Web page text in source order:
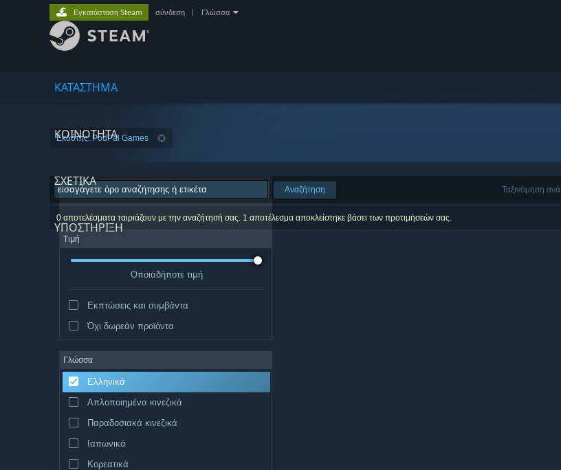
ΚΑΤΑΣΤΗΜΑ
ΚΟΙΝΟΤΗΤΑ
ΣΧΕΤΙΚΆ
ΥΠΟΣΤΗΡΙΞΗ
Εγκατάσταση Steam σύνδεση Γλώσσα
Εκδότης: PodPal Games
Ταξινόμηση ανά
Αναζήτηση
0 αποτελέσματα ταιριάζουν με την αναζήτησή σας. 1 αποτέλεσμα αποκλείστηκε βάσει των προτιμήσεών σας.
Τιμή
Οποιαδήποτε τιμή
Εκπτώσεις και συμβάντα
Όχι δωρεάν προϊόντα
Γλώσσα
Ελληνικά
Απλοποιημένα κινεζικά
Παραδοσιακά κινεζικά
Ιαπωνικά
Κορεατικά